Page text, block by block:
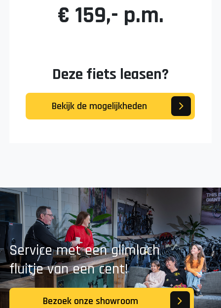
€ 159,- p.m.
Deze fiets leasen?
Bekijk de mogelijkheden
Service met een glimlach
fluitje van een cent!
Bezoek onze showroom